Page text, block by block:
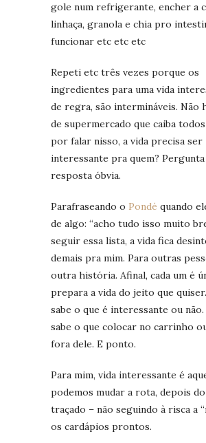
gole num refrigerante, encher a
linhaça, granola e chia pro
funcionar etc etc etc
Repeti etc três vezes porque os
ingredientes para uma vida
de regra, são intermináveis. Não
de supermercado que caiba todos
por falar nisso, a vida precisa ser
interessante pra quem?
resposta óbvia.
Parafraseando o Pondé quando
de algo: “acho tudo isso muito
seguir essa lista, a vida fica
demais pra mim. Para outras
outra história. Afinal, cada um é
prepara a vida do jeito que
sabe o que é interessante ou não.
sabe o que colocar no carrinho
fora dele. E ponto.
Para mim, vida interessante é
podemos mudar a rota, depois
traçado – não seguindo à risca a
os cardápios prontos.